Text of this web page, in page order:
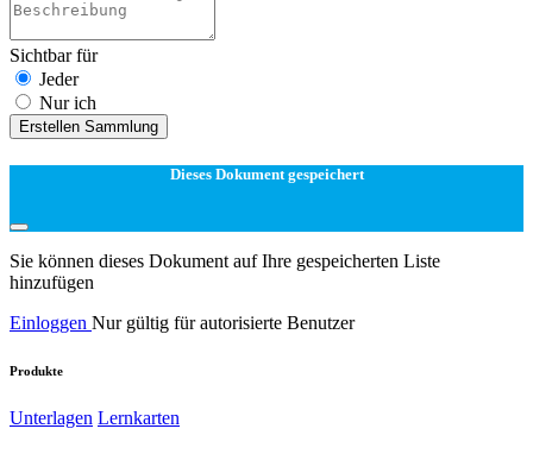
Sichtbar für
Jeder
Nur ich
Erstellen Sammlung
Dieses Dokument gespeichert
Sie können dieses Dokument auf Ihre gespeicherten Liste
hinzufügen
Einloggen Nur gültig für autorisierte Benutzer
Produkte
Unterlagen Lernkarten